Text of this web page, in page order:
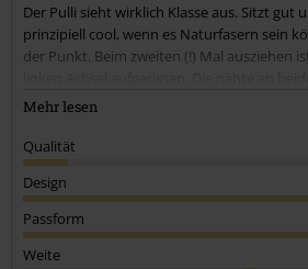
Der Pulli sieht wirklich Klasse aus. Sitzt gut
prinzipiell cool, wenn es Naturfasern sein
der Punkt. Beim zweiten (!) Mal ausziehen
unfassbar mies verarbeitet, dass Man sie
Wäre ein echt Hammergeiler Pulli. Aber mit
komplett für die Tonne
Mehr lesen
Qualität
Design
Passform
Weite